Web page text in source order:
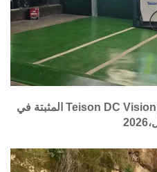
محطة الشحن السريع Teison DC Vision 120kW المثبتة في